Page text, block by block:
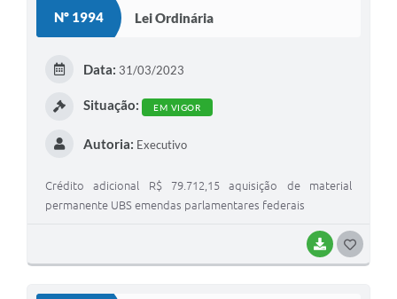
Nº 1994 Lei Ordinária
BAIXAR
Data: 31/03/2023
Situação: EM VIGOR
Autoria: Executivo
Crédito adicional R$ 79.712,15 aquisição de material
permanente UBS emendas parlamentares federais